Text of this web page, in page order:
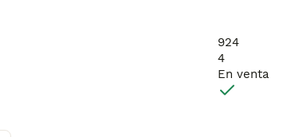
924
4
En venta